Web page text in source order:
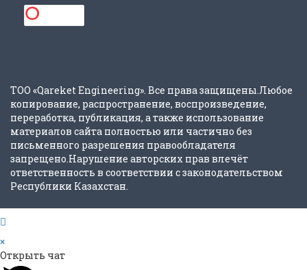
ТОО «Qareket Engineering». Все права защищены.Любое
копирование, распространение, воспроизведение,
переработка, публикация, а также использование
материалов сайта полностью или частично без
письменного разрешения правообладателя
запрещено.Нарушение авторских прав влечёт
ответственность в соответствии с законодательством
Республики Казахстан.
×
Открыть чат